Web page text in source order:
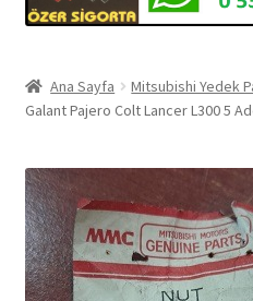
Ana Sayfa Mitsubishi Yedek
Galant Pajero Colt Lancer L300 5